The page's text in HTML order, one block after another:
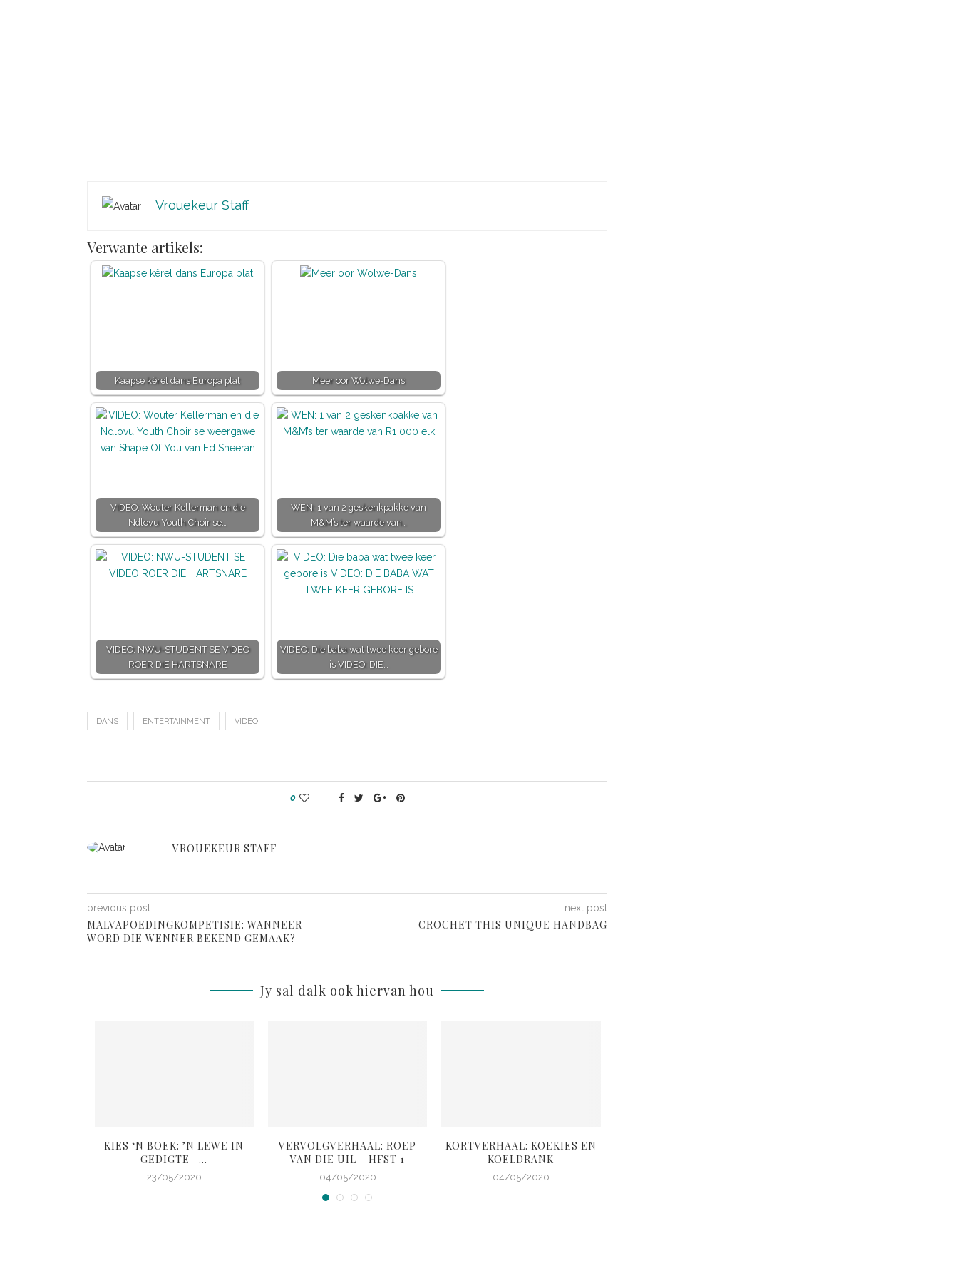
Vrouekeur Staff
Verwante artikels:
Kaapse kêrel dans Europa plat Meer oor Wolwe-Dans
VIDEO: Wouter Kellerman en die
Ndlovu Youth Choir se…
WEN: 1 van 2 geskenkpakke van
M&M’s ter waarde van…
VIDEO: NWU-STUDENT SE VIDEO
ROER DIE HARTSNARE
VIDEO: Die baba wat twee keer gebore
is VIDEO: DIE…
DANS ENTERTAINMENT VIDEO
0
VROUEKEUR STAFF
previous post
MALVAPOEDINGKOMPETISIE: WANNEER
WORD DIE WENNER BEKEND GEMAAK?
next post
CROCHET THIS UNIQUE HANDBAG
Jy sal dalk ook hiervan hou
KIES ‘N BOEK: ’N LEWE IN
GEDIGTE –...
23/05/2020
VERVOLGVERHAAL: ROEP
VAN DIE UIL – HFST 1
04/05/2020
KORTVERHAAL: KOEKIES EN
KOELDRANK
04/05/2020